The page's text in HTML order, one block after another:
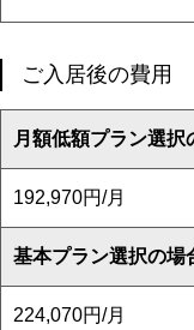
ご入居後の費用
月額低額プラン選択
192,970円/月
基本プラン選択の場
224,070円/月